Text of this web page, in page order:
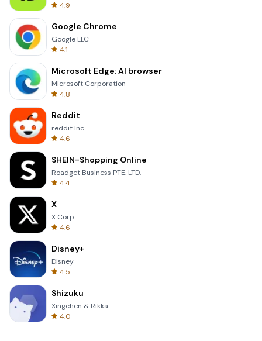
4.9
Google Chrome
Google LLC
4.1
Microsoft Edge: AI browser
Microsoft Corporation
4.8
Reddit
reddit Inc.
4.6
SHEIN-Shopping Online
Roadget Business PTE. LTD.
4.4
X
X Corp.
4.6
Disney+
Disney
4.5
Shizuku
Xingchen & Rikka
4.0